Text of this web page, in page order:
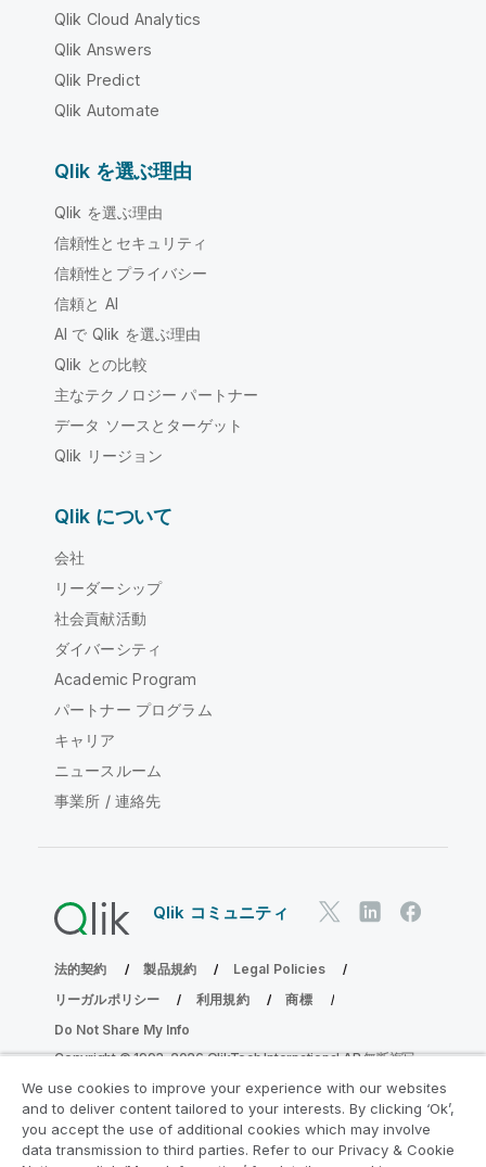
Qlik Cloud Analytics
Qlik Answers
Qlik Predict
Qlik Automate
Qlik を選ぶ理由
Qlik を選ぶ理由
信頼性とセキュリティ
信頼性とプライバシー
信頼と AI
AI で Qlik を選ぶ理由
Qlik との比較
主なテクノロジー パートナー
データ ソースとターゲット
Qlik リージョン
Qlik について
会社
リーダーシップ
社会貢献活動
ダイバーシティ
Academic Program
パートナー プログラム
キャリア
ニュースルーム
事業所 / 連絡先
Qlik コミュニティ
法的契約 製品規約
Legal Policies
リーガルポリシー
利用規約
商標
Do Not Share My Info
Copyright © 1993-2026 QlikTech International AB.無断複写・
分析の近代化プログラムに参加する
We use cookies to improve your experience with our websites
and to deliver content tailored to your interests. By clicking ‘Ok’,
you accept the use of additional cookies which may involve
data transmission to third parties. Refer to our Privacy & Cookie